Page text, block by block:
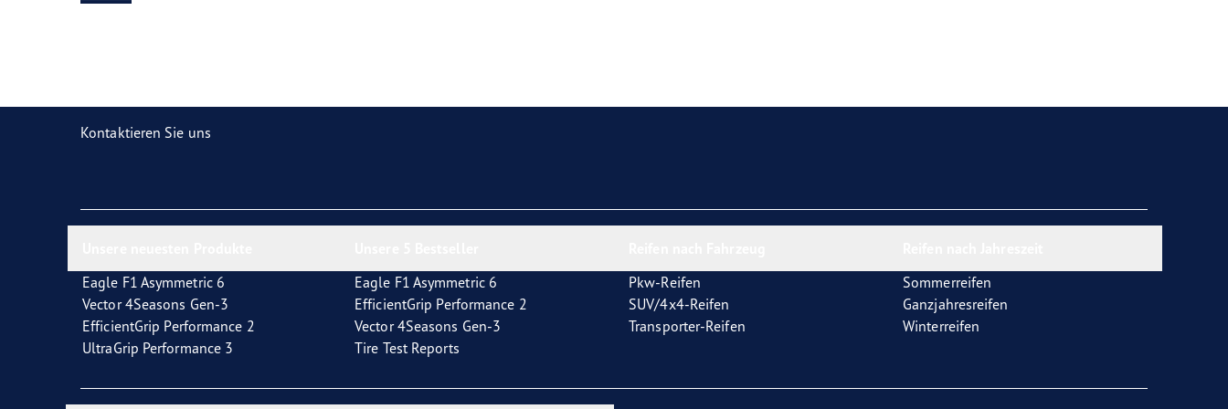
Reifen-Glossar
Welcher Reifentyp sind Sie?
Kontaktieren Sie uns
Eagle F1 Asymmetric 6
Vector 4Seasons Gen-3
EfficientGrip Performance 2
UltraGrip Performance 3
Eagle F1 Asymmetric 6
EfficientGrip Performance 2
Vector 4Seasons Gen-3
Tire Test Reports
Pkw-Reifen
SUV/4x4-Reifen
Transporter-Reifen
Sommerreifen
Ganzjahresreifen
Winterreifen